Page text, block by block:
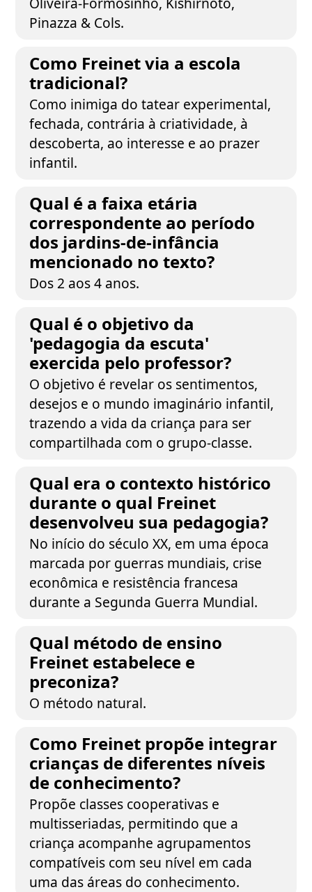
Pinazza & Cols.
Como Freinet via a escola
tradicional?
Como inimiga do tatear experimental,
fechada, contrária à criatividade, à
descoberta, ao interesse e ao prazer
infantil.
Qual é a faixa etária
correspondente ao período
dos jardins-de-infância
mencionado no texto?
Dos 2 aos 4 anos.
Qual é o objetivo da
'pedagogia da escuta'
exercida pelo professor?
O objetivo é revelar os sentimentos,
desejos e o mundo imaginário infantil,
trazendo a vida da criança para ser
compartilhada com o grupo-classe.
Qual era o contexto histórico
durante o qual Freinet
desenvolveu sua pedagogia?
No início do século XX, em uma época
marcada por guerras mundiais, crise
econômica e resistência francesa
durante a Segunda Guerra Mundial.
Qual método de ensino
Freinet estabelece e
preconiza?
O método natural.
Como Freinet propõe integrar
crianças de diferentes níveis
de conhecimento?
Propõe classes cooperativas e
multisseriadas, permitindo que a
criança acompanhe agrupamentos
compatíveis com seu nível em cada
uma das áreas do conhecimento.